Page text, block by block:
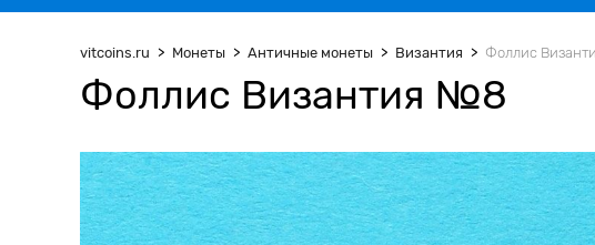
vitcoins.ru Монеты Античные монеты Византия Фоллис
Фоллис Византия №8